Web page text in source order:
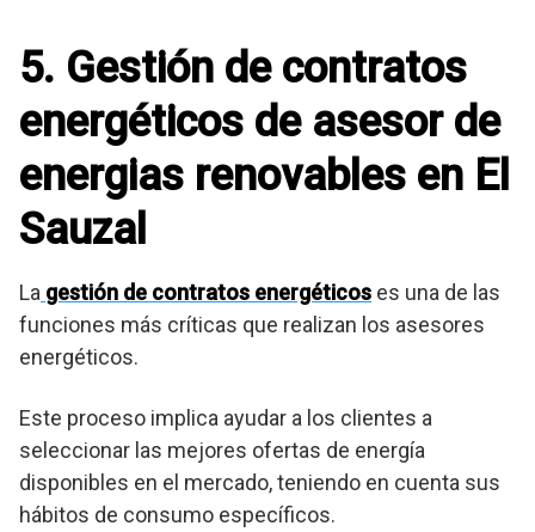
5. Gestión de contratos
energéticos de asesor de
energias renovables en El
Sauzal
La gestión de contratos energéticos es una de las
funciones más críticas que realizan los asesores
energéticos.
Este proceso implica ayudar a los clientes a
seleccionar las mejores ofertas de energía
disponibles en el mercado, teniendo en cuenta sus
hábitos de consumo específicos.